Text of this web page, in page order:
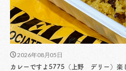
2026年08月05日
カレーですよ5775（上野 デリー）楽